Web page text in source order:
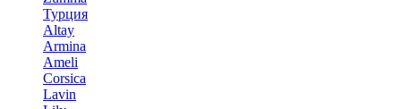
Турция
Altay
Armina
Ameli
Corsica
Lavin